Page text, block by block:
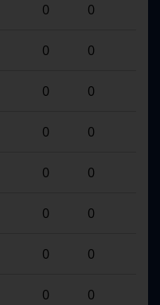
0 0
0 0
0 0
0 0
0 0
0 0
0 0
0 0